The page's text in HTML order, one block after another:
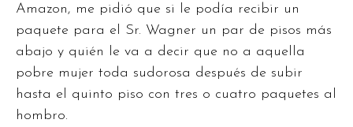
Amazon, me pidió que si le podía recibir un
paquete para el Sr. Wagner un par de pisos más
abajo y quién le va a decir que no a aquella
pobre mujer toda sudorosa después de subir
hasta el quinto piso con tres o cuatro paquetes al
hombro.